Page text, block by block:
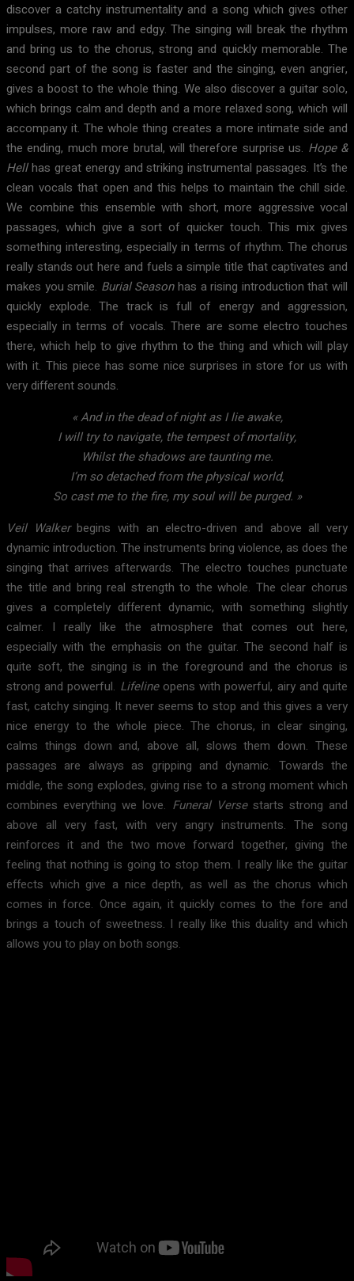
discover a catchy instrumentality and a song which gives other
impulses, more raw and edgy. The singing will break the rhythm
and bring us to the chorus, strong and quickly memorable. The
second part of the song is faster and the singing, even angrier,
gives a boost to the whole thing. We also discover a guitar solo,
which brings calm and depth and a more relaxed song, which will
accompany it. The whole thing creates a more intimate side and
the ending, much more brutal, will therefore surprise us. Hope &
Hellhas great energy and striking instrumental passages. It’s the
clean vocals that open and this helps to maintain the chill side.
We combine this ensemble with short, more aggressive vocal
passages, which give a sort of quicker touch. This mix gives
something interesting, especially in terms of rhythm. The chorus
really stands out here and fuels a simple title that captivates and
makes you smile. Burial Seasonhas a rising introduction that will
quickly explode. The track is full of energy and aggression,
especially in terms of vocals. There are some electro touches
there, which help to give rhythm to the thing and which will play
with it. This piece has some nice surprises in store for us with
very different sounds.
« And in the dead of night as I lie awake,
I will try to navigate, the tempest of mortality,
Whilst the shadows are taunting me.
I’m so detached from the physical world,
So cast me to the fire, my soul will be purged. »
Veil Walkerbegins with an electro-driven and above all very
dynamic introduction. The instruments bring violence, as does the
singing that arrives afterwards. The electro touches punctuate
the title and bring real strength to the whole. The clear chorus
gives a completely different dynamic, with something slightly
calmer. I really like the atmosphere that comes out here,
especially with the emphasis on the guitar. The second half is
quite soft, the singing is in the foreground and the chorus is
strong and powerful. Lifelineopens with powerful, airy and quite
fast, catchy singing. It never seems to stop and this gives a very
nice energy to the whole piece. The chorus, in clear singing,
calms things down and, above all, slows them down. These
passages are always as gripping and dynamic. Towards the
middle, the song explodes, giving rise to a strong moment which
combines everything we love. Funeral Versestarts strong and
above all very fast, with very angry instruments. The song
reinforces it and the two move forward together, giving the
feeling that nothing is going to stop them. I really like the guitar
effects which give a nice depth, as well as the chorus which
comes in force. Once again, it quickly comes to the fore and
brings a touch of sweetness. I really like this duality and which
allows you to play on both songs.